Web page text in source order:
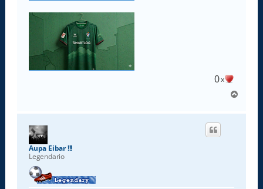
0x
r
Aupa Eibar !!!
Legendario